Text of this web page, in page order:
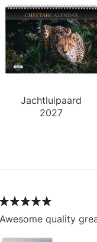
Jachtluipaard
2027
Awesome quality